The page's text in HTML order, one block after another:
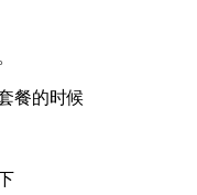
餐的时候